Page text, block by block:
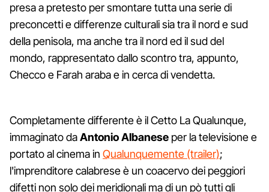
presa a pretesto per smontare tutta una serie di
preconcetti e differenze culturali sia tra il nord e sud
della penisola, ma anche tra il nord ed il sud del
mondo, rappresentato dallo scontro tra, appunto,
Checco e Farah araba e in cerca di vendetta.
Completamente differente è il Cetto La Qualunque,
immaginato daAntonio Albanese per la televisione e
portato al cinema in Qualunquemente (trailer);
l'imprenditore calabrese è un coacervo dei peggiori
difetti non solo dei meridionali ma di un pò tutti gli